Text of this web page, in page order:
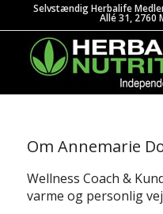
Selvstændig Herbalife
Allé 31, 2760
Om Annemarie
Wellness Coach &
varme og personlig